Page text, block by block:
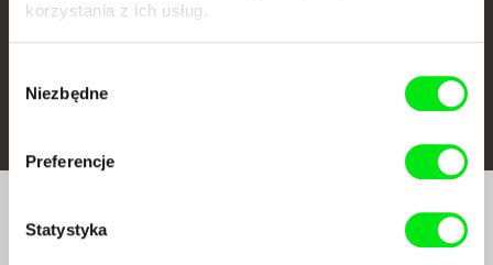
korzystania z ich usług.
zgody
Niezbędne
Preferencje
Statystyka
FIDMarseille
Czy chcesz regularnie otrzymywać newsletter z